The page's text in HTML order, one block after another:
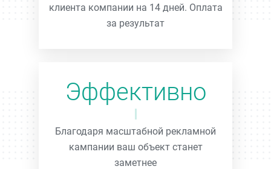
клиента компании на 14 дней. Оплата
за результат
Эффективно
Благодаря масштабной рекламной
кампании ваш объект станет
заметнее